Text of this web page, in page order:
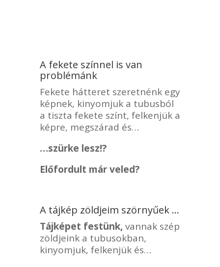
A fekete színnel is van
problémánk
Fekete hátteret szeretnénk egy
képnek, kinyomjuk a tubusból
a tiszta fekete színt, felkenjük a
képre, megszárad és…
…szürke lesz!?
Előfordult már veled?
A tájkép zöldjeim szörnyűek …
Tájképet festünk,vannak szép
zöldjeink a tubusokban,
kinyomjuk, felkenjük és…